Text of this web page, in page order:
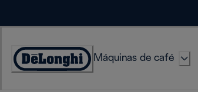
Accessibility
Máquinas de café